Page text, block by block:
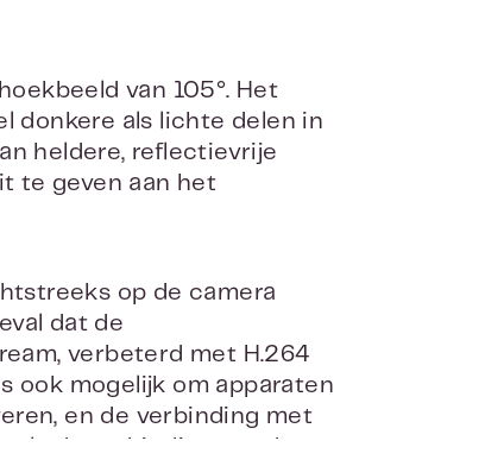
van 105°. Het
donkere als lichte delen in
heldere, reflectievrije
te geven aan het
op de camera
dat de
verbeterd met H.264
ook mogelijk om apparaten
en de verbinding met